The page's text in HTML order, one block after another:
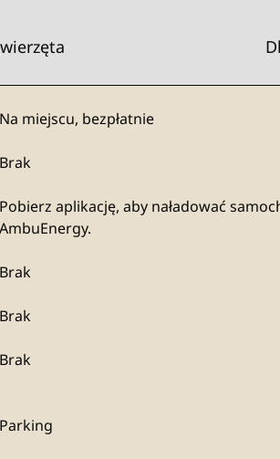
Na miejscu, bezpłatnie
Brak
Pobierz aplikację, aby naładować
AmbuEnergy.
Brak
Brak
Brak
Parking